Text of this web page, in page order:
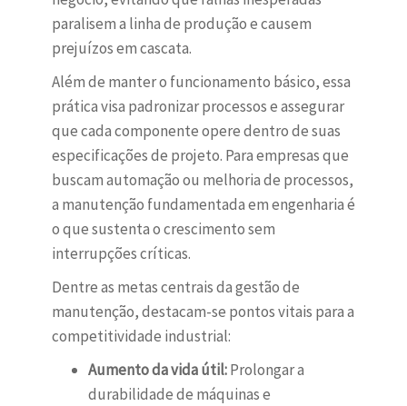
paralisem a linha de produção e causem
prejuízos em cascata.
Além de manter o funcionamento básico, essa
prática visa padronizar processos e assegurar
que cada componente opere dentro de suas
especificações de projeto. Para empresas que
buscam automação ou melhoria de processos,
a manutenção fundamentada em engenharia é
o que sustenta o crescimento sem
interrupções críticas.
Dentre as metas centrais da gestão de
manutenção, destacam-se pontos vitais para a
competitividade industrial:
Aumento da vida útil:Prolongar a
durabilidade de máquinas e